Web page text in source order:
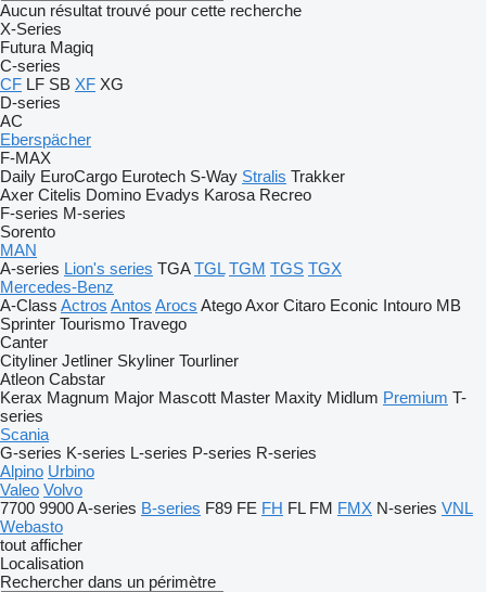
Aucun résultat trouvé pour cette recherche
X-Series
Futura Magiq
C-series
CF LF SB XF XG
D-series
AC
Eberspächer
F-MAX
Daily EuroCargo Eurotech S-Way Stralis Trakker
Axer Citelis Domino Evadys Karosa Recreo
F-series M-series
Sorento
MAN
A-series Lion's series TGA TGL TGM TGS TGX
Mercedes-Benz
A-Class Actros Antos Arocs AtegoAxor Citaro Econic Intouro MB
Sprinter Tourismo Travego
Canter
Cityliner Jetliner Skyliner Tourliner
Atleon Cabstar
Kerax Magnum Major Mascott Master Maxity Midlum Premium T-
series
Scania
G-series K-series L-series P-series R-series
Alpino Urbino
Valeo Volvo
7700 9900A-series B-series F89 FE FH FL FM FMX N-series VNL
Webasto
tout afficher
Localisation
Rechercher dans un périmètre